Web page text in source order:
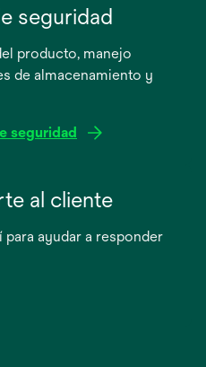
seguridad
producto, manejo
de almacenamiento y
seguridad
al cliente
ayudar a responder